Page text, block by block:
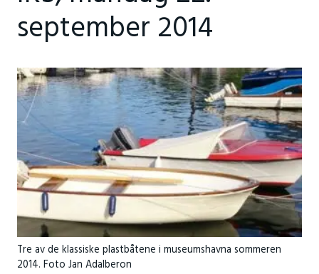
september 2014
Tre av de klassiske plastbåtene i museumshavna sommeren
2014. Foto Jan Adalberon